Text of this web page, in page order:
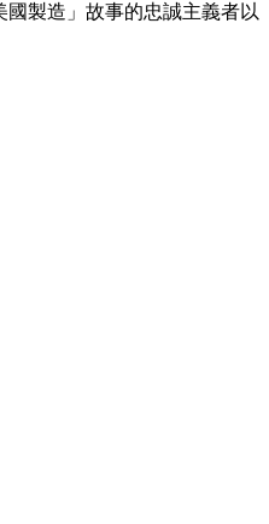
製造」故事的忠誠主義者以